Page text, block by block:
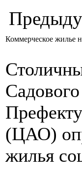
Коммерческое жилье
(ЦАО)
жилья